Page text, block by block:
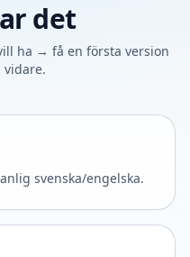
det
ha → få en första version
svenska/engelska.